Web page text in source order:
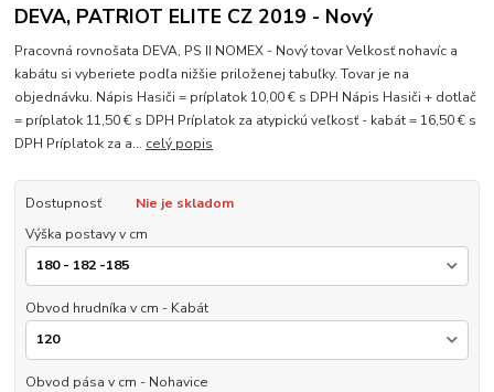
DEVA, PATRIOT ELITE CZ 2019 - Nový
Pracovná rovnošata DEVA, PS II NOMEX - Nový tovar Velkosť nohavíc a
kabátu si vyberiete podľa nižšie priloženej tabuľky. Tovar je na
objednávku. Nápis Hasiči = príplatok 10,00 € s DPH Nápis Hasiči + dotlač
= príplatok 11,50 € s DPH Príplatok za atypickú veľkosť - kabát = 16,50 € s
DPH Príplatok za a... celý popis
Dostupnosť
Nie je skladom
Výška postavy v cm
Obvod hrudníka v cm - Kabát
Obvod pása v cm - Nohavice